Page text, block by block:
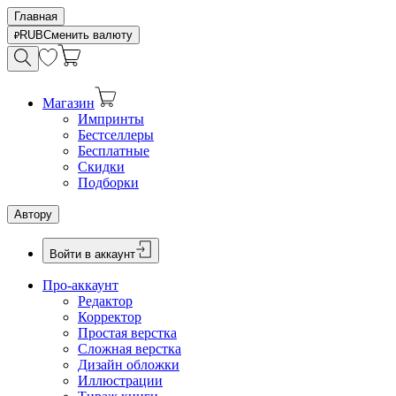
Главная
RUBСменить валюту
Магазин
Импринты
Бестселлеры
Бесплатные
Скидки
Подборки
Автору
Войти в аккаунт
Про-аккаунт
Редактор
Корректор
Простая верстка
Сложная верстка
Дизайн обложки
Иллюстрации